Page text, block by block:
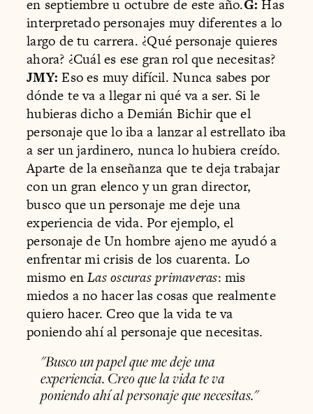
en septiembre u octubre de este año.G: Has
interpretado personajes muy diferentes a lo
largo de tu carrera. ¿Qué personaje quieres
ahora? ¿Cuál es ese gran rol que necesitas?
JMY: Eso es muy difícil. Nunca sabes por
dónde te va a llegar ni qué va a ser. Si le
hubieras dicho a Demián Bichir que el
personaje que lo iba a lanzar al estrellato iba
a ser un jardinero, nunca lo hubiera creído.
Aparte de la enseñanza que te deja trabajar
con un gran elenco y un gran director,
busco que un personaje me deje una
experiencia de vida. Por ejemplo, el
personaje de Un hombre ajeno me ayudó a
enfrentar mi crisis de los cuarenta. Lo
mismo enLas oscuras primaveras: mis
miedos a no hacer las cosas que realmente
quiero hacer. Creo que la vida te va
poniendo ahí al personaje que necesitas.
"Busco un papel que me deje una
experiencia. Creo que la vida te va
poniendo ahí al personaje que necesitas."